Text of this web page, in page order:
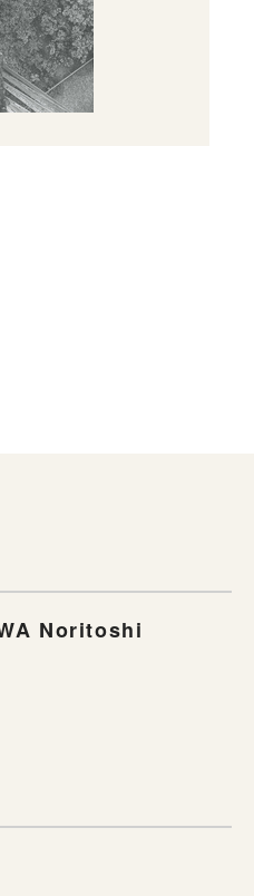
Noritoshi